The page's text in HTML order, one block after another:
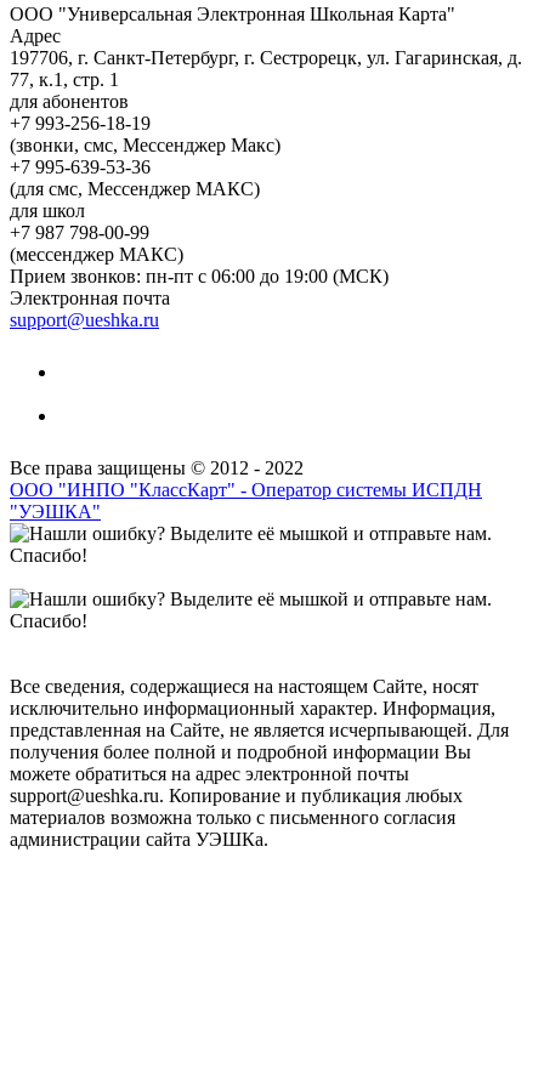
ООО "Универсальная Электронная Школьная Карта"
Адрес
197706, г. Санкт-Петербург, г. Сестрорецк, ул. Гагаринская, д.
77, к.1, стр. 1
для абонентов
+7 993-256-18-19
(звонки, смс, Мессенджер Макс)
+7 995-639-53-36
(для смс, Мессенджер МАКС)
для школ
+7 987 798-00-99
(мессенджер МАКС)
Прием звонков: пн-пт с 06:00 до 19:00 (МСК)
Электронная почта
support@ueshka.ru
Все права защищены © 2012 - 2022
ООО "ИНПО "КлассКарт" - Оператор системы ИСПДН
"УЭШКА"
Все сведения, содержащиеся на настоящем Сайте, носят
исключительно информационный характер. Информация,
представленная на Сайте, не является исчерпывающей. Для
получения более полной и подробной информации Вы
можете обратиться на адрес электронной почты
support@ueshka.ru. Копирование и публикация любых
материалов возможна только с письменного согласия
администрации сайта УЭШКа.